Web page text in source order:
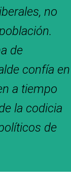
no
de
confía en
a tiempo
la codicia
de